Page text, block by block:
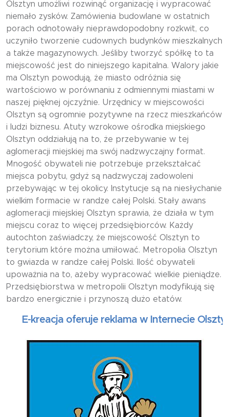
Olsztyn umożliwi rozwinąć organizację i wypracować
niemało zysków. Zamówienia budowlane w ostatnich
porach odnotowały nieprawdopodobny rozkwit, co
uczyniło tworzenie cudownych budynków mieszkalnych
a także magazynowych. Jeśliby tworzyć spółkę to ta
miejscowość jest do niniejszego kapitalna. Walory jakie
ma Olsztyn powodują, że miasto odróżnia się
wartościowo w porównaniu z odmiennymi miastami w
naszej pięknej ojczyźnie. Urzędnicy w miejscowości
Olsztyn są ogromnie pozytywne na rzecz mieszkańców
i ludzi biznesu. Atuty wzrokowe ośrodka miejskiego
Olsztyn oddziałują na to, że przebywanie w tej
aglomeracji miejskiej ma swój nadzwyczajny format.
Mnogość obywateli nie potrzebuje przekształcać
miejsca pobytu, gdyż są nadzwyczaj zadowoleni
przebywając w tej okolicy. Instytucje są na niesłychanie
wielkim formacie w randze całej Polski. Stały awans
aglomeracji miejskiej Olsztyn sprawia, że działa w tym
miejscu coraz to więcej przedsiębiorców. Każdy
autochton zaświadczy, że miejscowość Olsztyn to
terytorium które można umiłować. Metropolia Olsztyn
to gwiazda w randze całej Polski. Ilość obywateli
upoważnia na to, ażeby wypracować wielkie pieniądze.
Przedsiębiorstwa w metropolii Olsztyn modyfikują się
bardzo energicznie i przynoszą dużo etatów.
kreacja oferuje reklama w Internecie Olsztyn